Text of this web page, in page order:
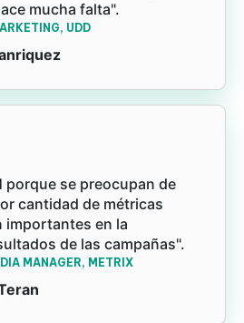
mucha falta".
UDD
porque se preocupan de
cantidad de métricas
importantes en la
de las campañas".
MANAGER, METRIX